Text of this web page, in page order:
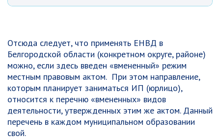
Отсюда следует, что применять ЕНВД в
Белгородской области (конкретном округе, районе)
можно, если здесь введен «вмененный» режим
местным правовым актом. При этом направление,
которым планирует заниматься ИП (юрлицо),
относится к перечню «вмененных» видов
деятельности, утвержденных этим же актом. Данный
перечень в каждом муниципальном образовании
свой.